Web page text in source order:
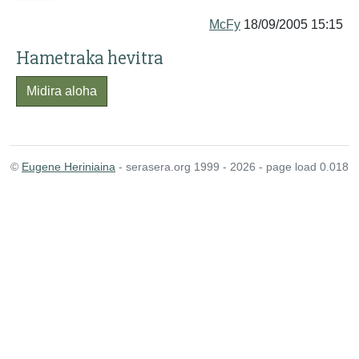
McFy 18/09/2005 15:15
Hametraka hevitra
Midira aloha
© Eugene Heriniaina - serasera.org 1999 - 2026 - page load 0.018